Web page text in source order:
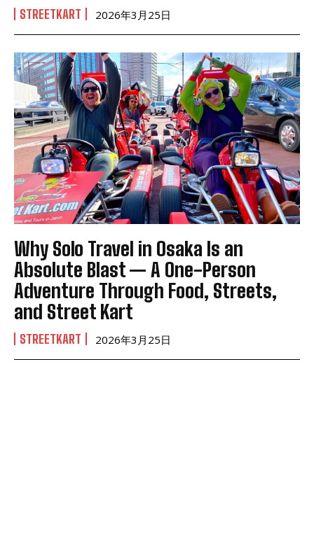
STREETKART 2026年3月25日
Why Solo Travel in Osaka Is an
Absolute Blast — A One-Person
Adventure Through Food, Streets,
and Street Kart
STREETKART 2026年3月25日